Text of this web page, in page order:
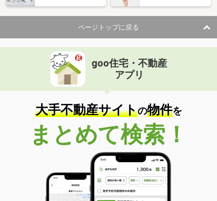
ページトップに戻る
goo住宅・不動産
アプリ
大手不動産サイトの物件を
まとめて検索！